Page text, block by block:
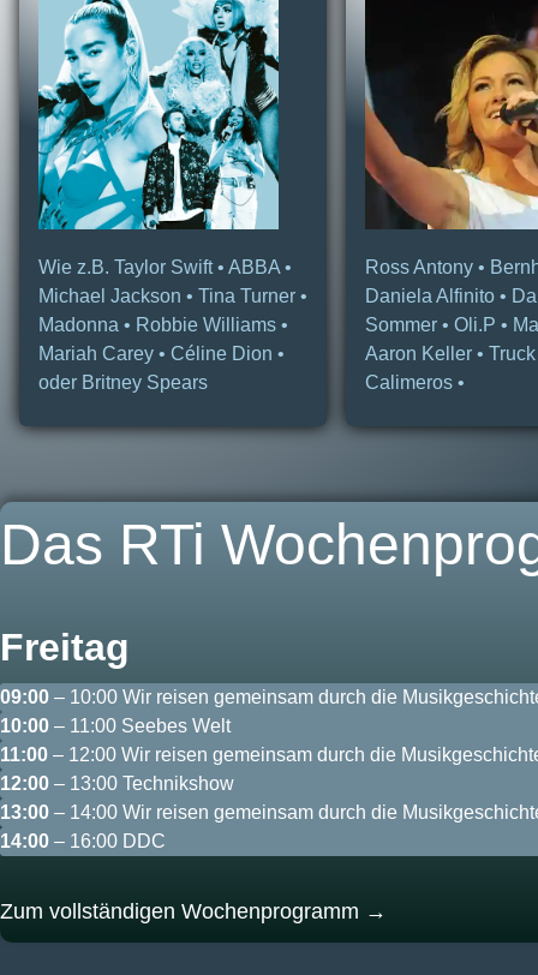
Wie z.B. Taylor Swift • ABBA •
Michael Jackson • Tina Turner •
Madonna • Robbie Williams •
Mariah Carey • Céline Dion •
oder Britney Spears
Ross Antony •
Daniela Alfinito •
Sommer • Oli.P •
Aaron Keller • Truck
Calimeros •
Das RTi
Freitag
09:00 – 10:00 Wir reisen gemeinsam durch die
10:00 – 11:00 Seebes Welt
11:00 – 12:00 Wir reisen gemeinsam durch die
12:00 – 13:00 Technikshow
13:00 – 14:00 Wir reisen gemeinsam durch die
14:00 – 16:00 DDC
Zum vollständigen Wochenprogramm →